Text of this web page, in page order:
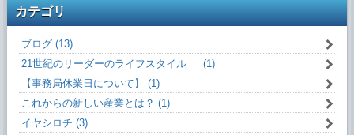
カテゴリ
ブログ (13)
21世紀のリーダーのライフスタイル (1)
【事務局休業日について】 (1)
これからの新しい産業とは？ (1)
イヤシロチ (3)